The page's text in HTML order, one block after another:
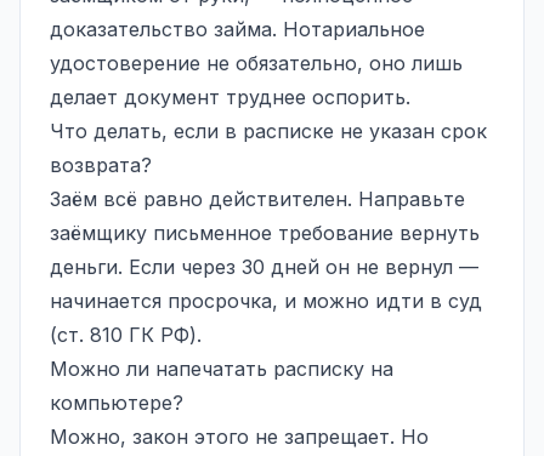
доказательство займа. Нотариальное
удостоверение не обязательно, оно лишь
делает документ труднее оспорить.
Что делать, если в расписке не указан срок
возврата?
Заём всё равно действителен. Направьте
заёмщику письменное требование вернуть
деньги. Если через 30 дней он не вернул —
начинается просрочка, и можно идти в суд
(ст. 810 ГК РФ).
Можно ли напечатать расписку на
компьютере?
Можно, закон этого не запрещает. Но